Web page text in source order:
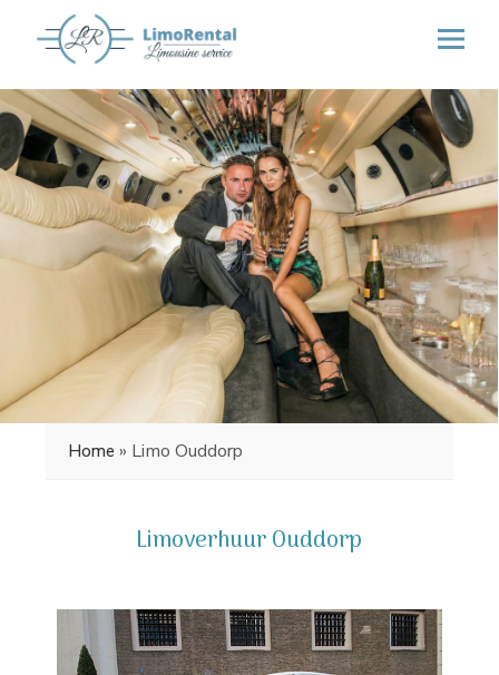
Home » Limo Ouddorp
Limoverhuur Ouddorp